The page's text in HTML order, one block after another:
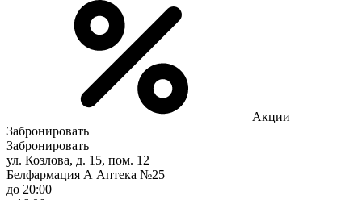
Акции
Забронировать
Забронировать
ул. Козлова, д. 15, пом. 12
Белфармация А Аптека №25
до 20:00